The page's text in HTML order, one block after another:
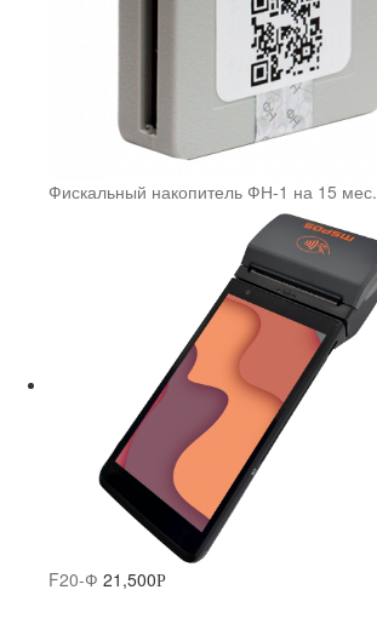
Фискальный накопитель ФН-1 на 15 мес.
F20-Ф 21,500Р